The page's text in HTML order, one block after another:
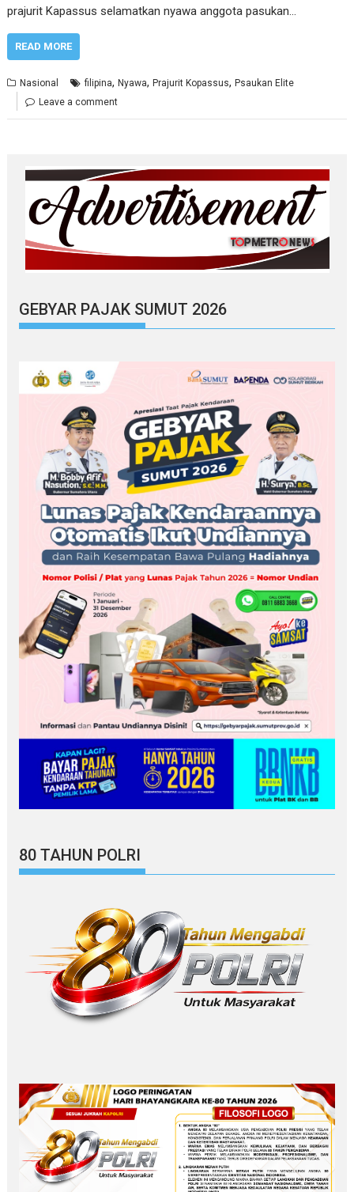
prajurit Kapassus selamatkan nyawa anggota pasukan…
READ MORE
Nasional filipina,Nyawa,Prajurit Kopassus,Psaukan Elite
Leave a comment
GEBYAR PAJAK SUMUT 2026
80 TAHUN POLRI